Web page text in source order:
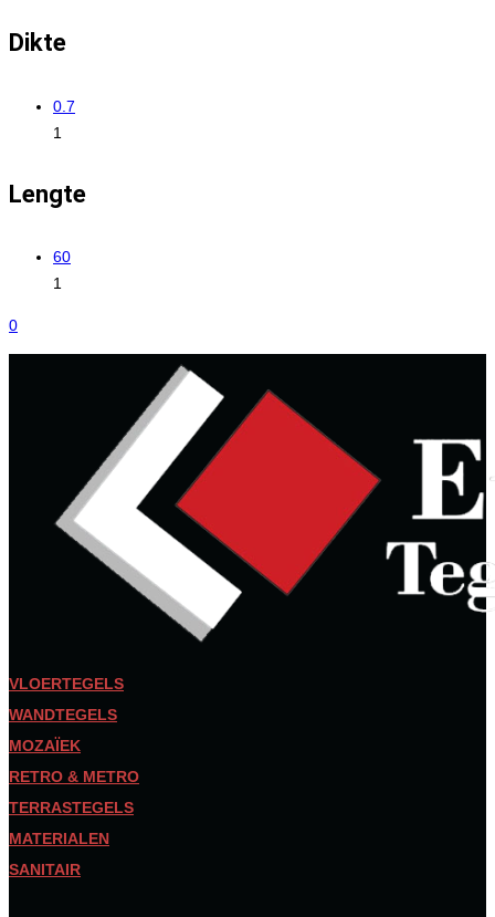
Dikte
0.7
1
Lengte
60
1
0
VLOERTEGELS
WANDTEGELS
MOZAÏEK
RETRO & METRO
TERRASTEGELS
MATERIALEN
SANITAIR